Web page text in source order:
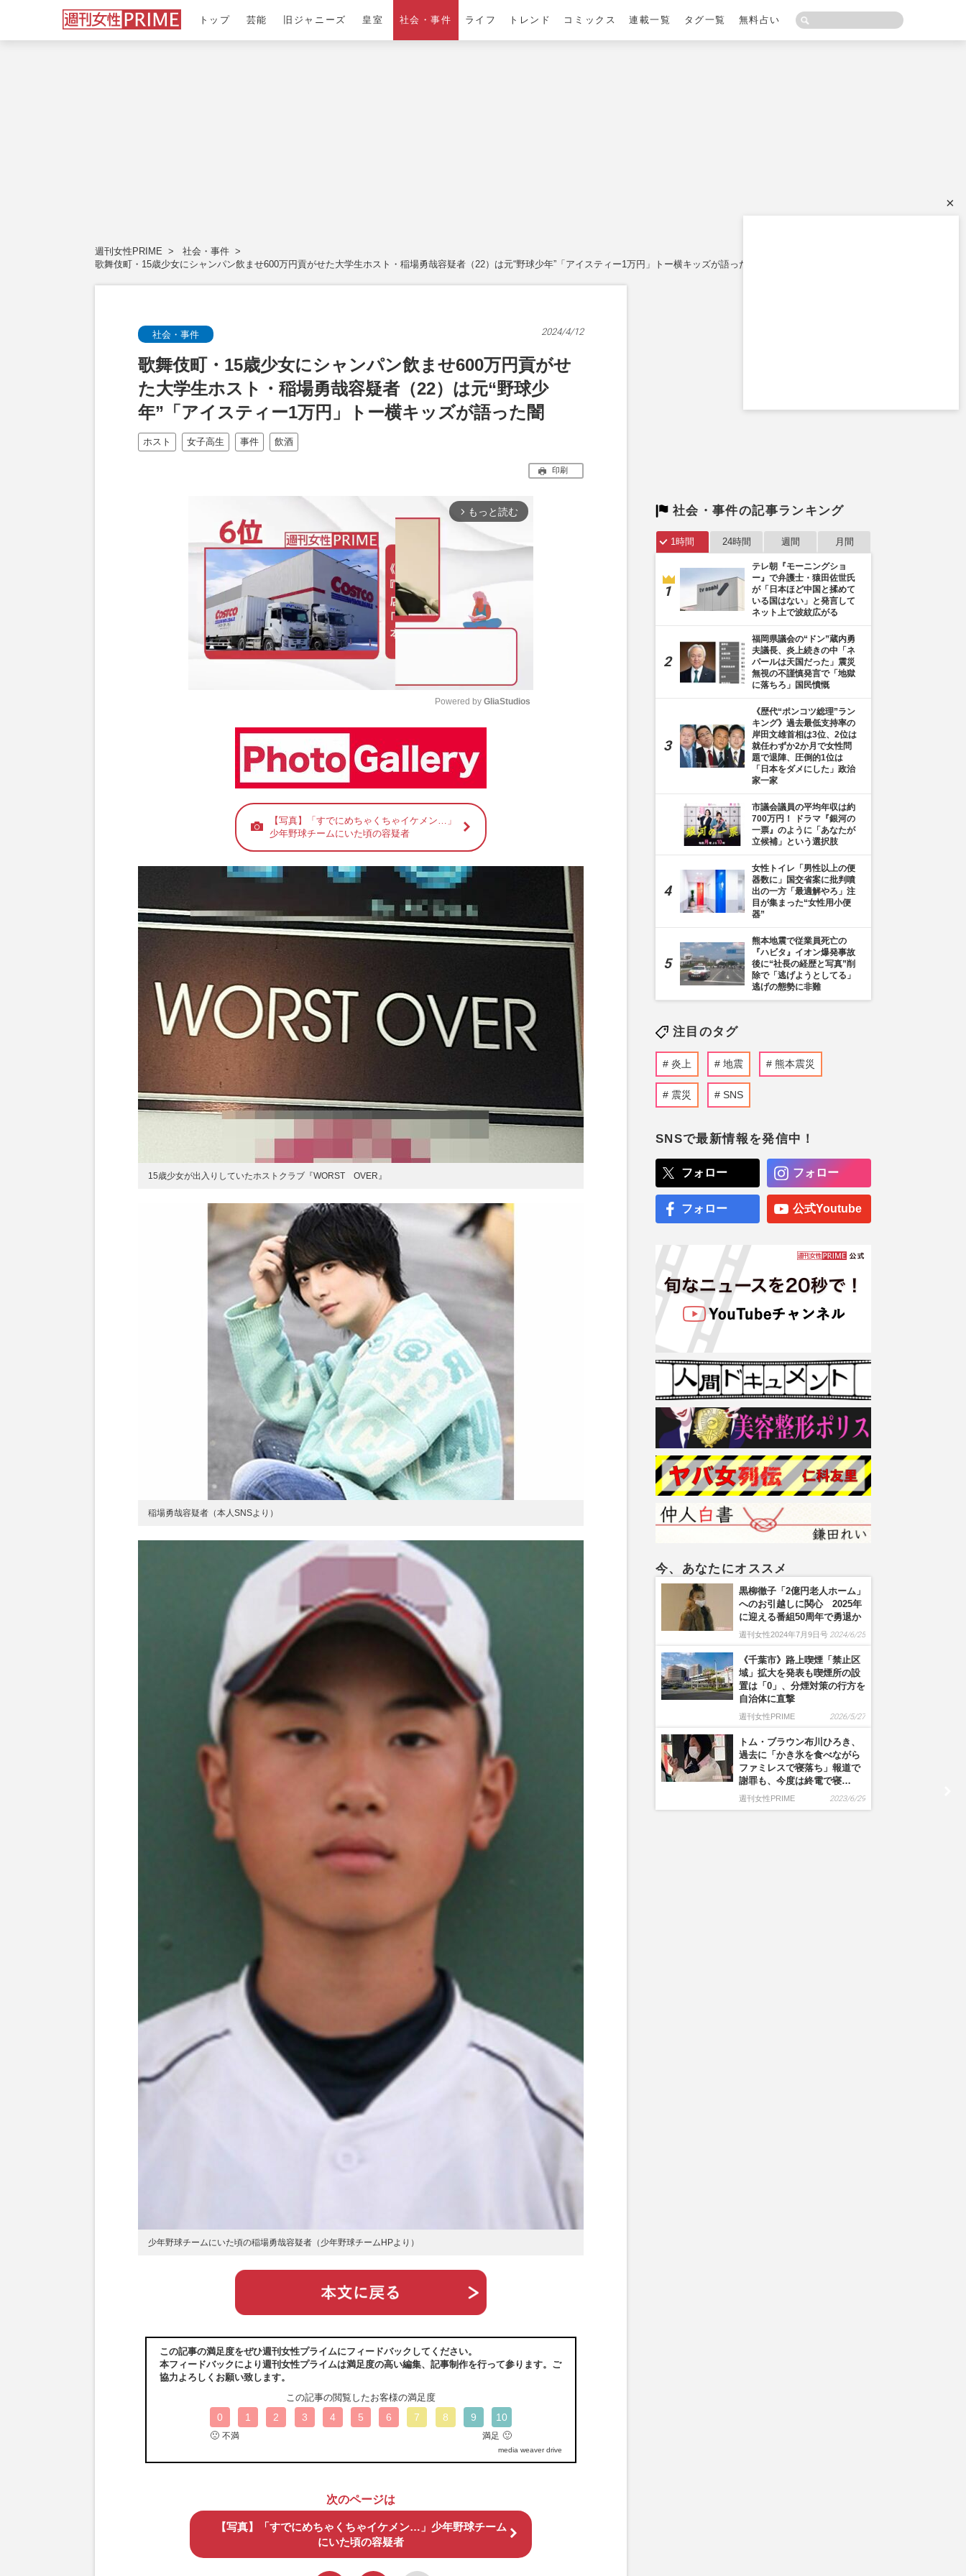
トップ 芸能 旧ジャニーズ 皇室 社会・事件 ライフ トレンド コミックス 連載一覧 タグ一覧 無料占い
週刊女性PRIME
社会・事件
歌舞伎町・15歳少女にシャンパン飲ませ600万円貢がせた大学生ホスト・稲場勇哉容疑者（22）は元“野球少年”「アイスティー1万円」トー横キッズが語った闇
社会・事件 2024/4/12
歌舞伎町・15歳少女にシャンパン飲ませ600万円貢がせ
た大学生ホスト・稲場勇哉容疑者（22）は元“野球少
年”「アイスティー1万円」トー横キッズが語った闇
ホスト 女子高生 事件 飲酒
印刷
arrow_forward_ios もっと読む
u
e
Powered by GliaStudios
【写真】「すでにめちゃくちゃイケメン…」
少年野球チームにいた頃の容疑者
15歳少女が出入りしていたホストクラブ『WORST OVER』
稲場勇哉容疑者（本人SNSより）
少年野球チームにいた頃の稲場勇哉容疑者（少年野球チームHPより）
この記事の満足度をぜひ週刊女性プライムにフィードバックしてください。
本フィードバックにより週刊女性プライムは満足度の高い編集、記事制作を行って参ります。ご
協力よろしくお願い致します。
この記事の閲覧したお客様の満足度
0 1 2 3 4 5 6 7 8 9 10
🙁 不満 満足 🙂
media weaver drive
次のページは
【写真】「すでにめちゃくちゃイケメン…」少年野球チーム
にいた頃の容疑者
社会・事件の記事ランキング
1時間 24時間 週間 月間
テレ朝『モーニングショ
ー』で弁護士・猿田佐世氏
が「日本ほど中国と揉めて
いる国はない」と発言して
ネット上で波紋広がる
福岡県議会の“ドン”蔵内勇
夫議長、炎上続きの中「ネ
パールは天国だった」震災
無視の不謹慎発言で「地獄
に落ちろ」国民憤慨
《歴代“ポンコツ総理”ラン
キング》過去最低支持率の
岸田文雄首相は3位、2位は
就任わずか2か月で女性問
題で退陣、圧倒的1位は
「日本をダメにした」政治
家一家
市議会議員の平均年収は約
700万円！ ドラマ『銀河の
一票』のように「あなたが
立候補」という選択肢
女性トイレ「男性以上の便
器数に」国交省案に批判噴
出の一方「最適解やろ」注
目が集まった“女性用小便
器”
熊本地震で従業員死亡の
『ハビタ』イオン爆発事故
後に“社長の経歴と写真”削
除で「逃げようとしてる」
逃げの態勢に非難
注目のタグ
炎上 地震 熊本震災
震災 SNS
SNSで最新情報を発信中！
フォロー フォロー
フォロー 公式Youtube
今、あなたにオススメ
黒柳徹子「2億円老人ホーム」
へのお引越しに関心 2025年
に迎える番組50周年で勇退か
週刊女性2024年7月9日号 2024/6/25
《千葉市》路上喫煙「禁止区
域」拡大を発表も喫煙所の設
置は「0」、分煙対策の行方を
自治体に直撃
週刊女性PRIME 2026/5/27
トム・ブラウン布川ひろき、
過去に「かき氷を食べながら
ファミレスで寝落ち」報道で
謝罪も、今度は終電で寝…
週刊女性PRIME 2023/6/29
×